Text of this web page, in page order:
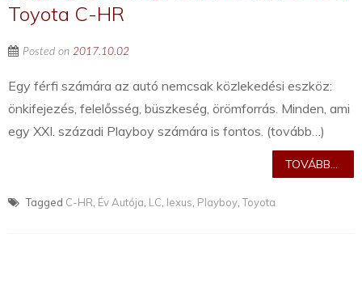
Toyota C-HR
Posted on 2017.10.02
Egy férfi számára az autó nemcsak közlekedési eszköz:
önkifejezés, felelősség, büszkeség, örömforrás. Minden, ami
egy XXI. századi Playboy számára is fontos. (tovább…)
TOVÁBB...
Tagged C-HR Év Autója LC lexus Playboy ,Toyota